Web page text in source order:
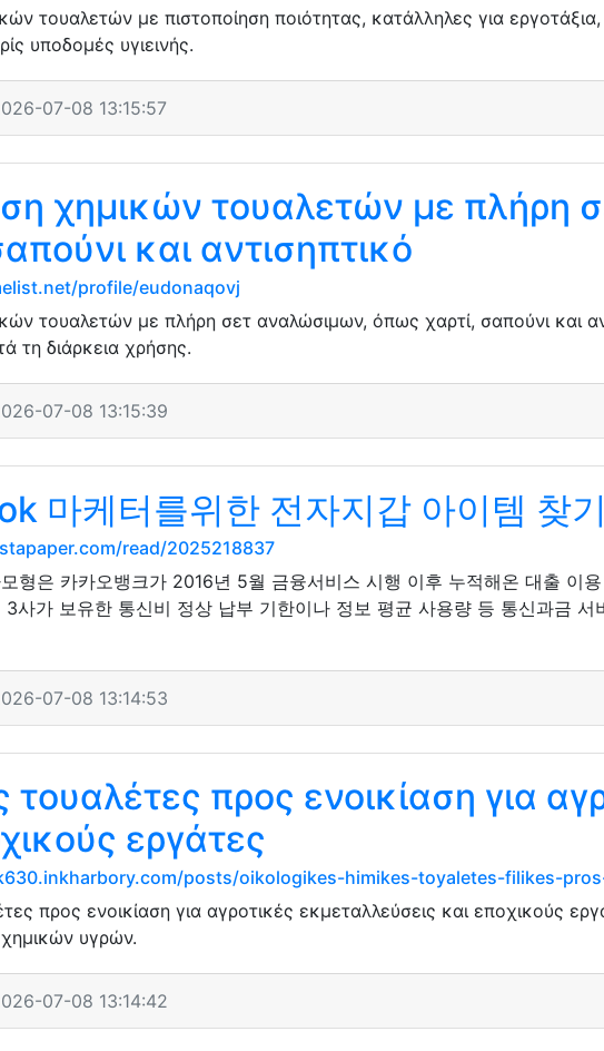
τουαλετών με πιστοποίηση ποιότητας, κατάλληλες για
υποδομές υγιεινής.
07-08 13:15:57
χημικών τουαλετών με πλήρη
και αντισηπτικό
profile/eudonaqovj
τουαλετών με πλήρη σετ αναλώσιμων, όπως χαρτί, σαπούνι και
τη διάρκεια χρήσης.
07-08 13:15:39
마케터를위한 전자지갑 아이템 찾기
read/2025218837
형은 카카오뱅크가 2016년 5월 금융서비스 시행 이후 누적해온 대출 이
3사가 보유한 통신비 정상 납부 기한이나 정보 평균 사용량 등 통신과금
07-08 13:14:53
τουαλέτες προς ενοικίαση για
εργάτες
posts/oikologikes-himikes-toyaletes-filikes-
προς ενοικίαση για αγροτικές εκμεταλλεύσεις και εποχικούς
υγρών.
07-08 13:14:42